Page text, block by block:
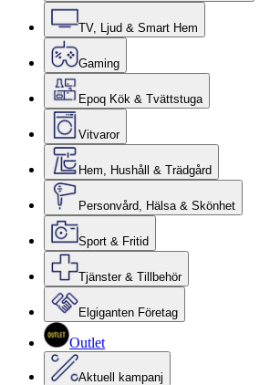
TV, Ljud & Smart Hem
Gaming
Epoq Kök & Tvättstuga
Vitvaror
Hem, Hushåll & Trädgård
Personvård, Hälsa & Skönhet
Sport & Fritid
Tjänster & Tillbehör
Elgiganten Företag
Outlet
Aktuell kampanj